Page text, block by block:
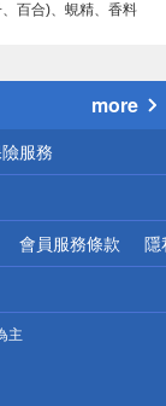
百合) 、蜆精、 香料
more
服務
會員服務條款 隱
主